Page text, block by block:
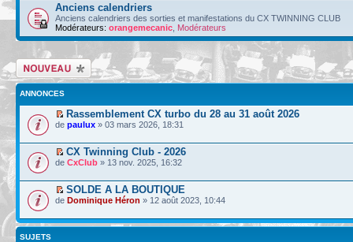
Anciens calendriers
Anciens calendriers des sorties et manifestations du CX TWINNING CLUB
Modérateurs: orangemecanic Modérateurs
Écrire un nouveau
sujet
ANNONCES
Rassemblement CX turbo du 28 au 31 août 2026
de paulux » 03 mars 2026, 18:31
CX Twinning Club - 2026
de CxClub » 13 nov. 2025, 16:32
SOLDE A LA BOUTIQUE
de Dominique Héron » 12 août 2023, 10:44
SUJETS